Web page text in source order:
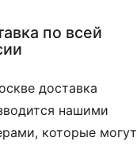
по всей
доставка
нашими
которые могут